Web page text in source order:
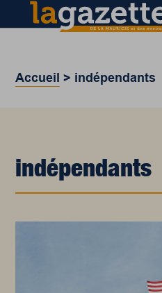
Accueil > indépendants
indépendants